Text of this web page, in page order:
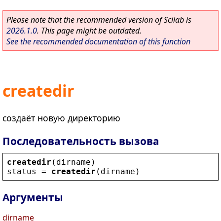
Please note that the recommended version of Scilab is
2026.1.0. This page might be outdated.
See the recommended documentation of this function
createdir
создаёт новую директорию
Последовательность вызова
createdir ( dirname )
status
= createdir ( dirname )
Аргументы
dirname